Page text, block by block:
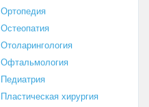
Ортопедия
Остеопатия
Отоларингология
Офтальмология
Педиатрия
Пластическая хирургия